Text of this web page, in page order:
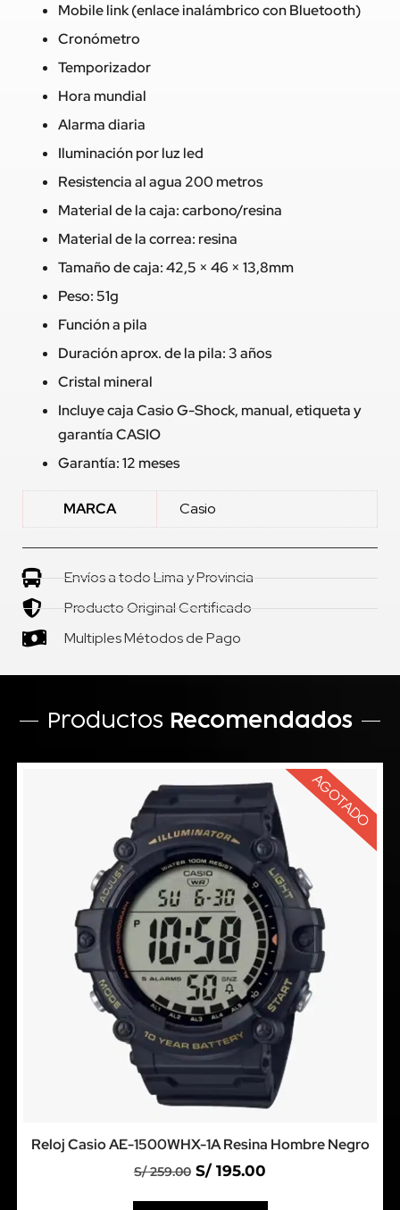
Mobile link (enlace inalámbrico con Bluetooth)
Cronómetro
Temporizador
Hora mundial
Alarma diaria
Iluminación por luz led
Resistencia al agua 200 metros
Material de la caja: carbono/resina
Material de la correa: resina
Tamaño de caja: 42,5 × 46 × 13,8mm
Peso: 51g
Función a pila
Duración aprox. de la pila: 3 años
Cristal mineral
Incluye caja Casio G-Shock, manual, etiqueta y
garantía CASIO
Garantía: 12 meses
MARCA Casio
Envíos a todo Lima y Provincia
Producto Original Certificado
Multiples Métodos de Pago
Productos Recomendados
AGOTADO
Reloj Casio AE-1500WHX-1A Resina Hombre Negro
S/259.00 S/ 195.00